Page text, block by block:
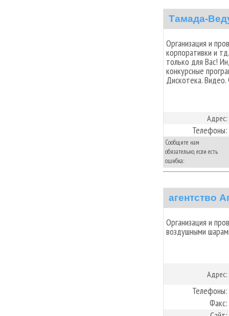
Тамада-
Организация и
корпоративки и
только для Вас!
конкурсные
Дискотека.
Адрес:
Телефоны:
Сообщите нам
обязательно, если есть
ошибка:
агентство
Организация и
воздушными
Адрес:
Телефоны:
Факс: